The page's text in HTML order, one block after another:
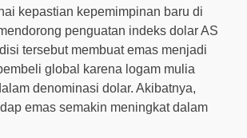
kepastian kepemimpinan baru di
penguatan indeks dolar AS
tersebut membuat emas menjadi
global karena logam mulia
denominasi dolar. Akibatnya,
emas semakin meningkat dalam